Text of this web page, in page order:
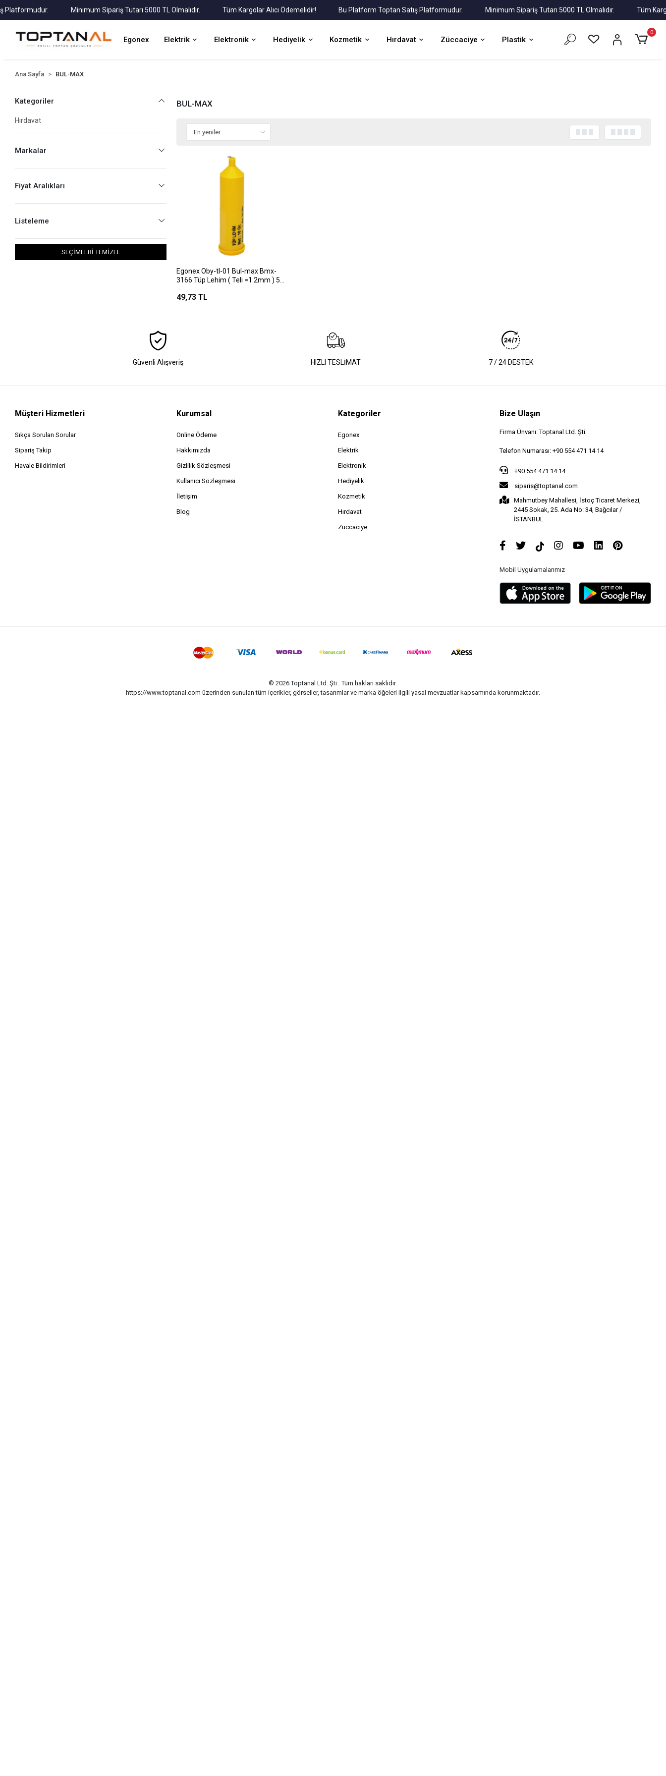
Minimum Sipariş Tutarı 5000 TL Olmalıdır. Tüm Kargolar Alıcı Ödemelidir! Bu Platform Toptan Satış Platformudur. Minimum Sipariş Tutarı 5000 TL Olmalıdır. Tüm
Egonex Elektrik Elektronik Hediyelik Kozmetik Hırdavat Züccaciye Plastik
0
Ana Sayfa BUL-MAX
Kategoriler
Hırdavat
Markalar
Fiyat Aralıkları
Listeleme
SEÇİMLERİ TEMİZLE
BUL-MAX
Egonex Oby-tl-01 Bul-max Bmx-
3166 Tüp Lehim ( Teli =1.2mm ) 5
49,73 TL
Güvenli Alışveriş HIZLI TESLİMAT 7 / 24 DESTEK
Müşteri Hizmetleri
Sıkça Sorulan Sorular
Sipariş Takip
Havale Bildirimleri
Kurumsal
Online Ödeme
Hakkımızda
Gizlilik Sözleşmesi
Kullanıcı Sözleşmesi
İletişim
Blog
Kategoriler
Egonex
Elektrik
Elektronik
Hediyelik
Kozmetik
Hırdavat
Züccaciye
Bize Ulaşın
Firma Ünvanı: Toptanal Ltd. Şti.
Telefon Numarası: +90 554 471 14 14
+90 554 471 14 14
siparis@toptanal.com
Mahmutbey Mahallesi, İstoç Ticaret Merkezi,
2445 Sokak, 25. Ada No: 34, Bağcılar /
İSTANBUL
Mobil Uygulamalarımız
© 2026 Toptanal Ltd. Şti.. Tüm hakları saklıdır.
https://www.toptanal.com üzerinden sunulan tüm içerikler, görseller, tasarımlar ve marka öğeleri ilgili yasal mevzuatlar kapsamında korunmaktadır.